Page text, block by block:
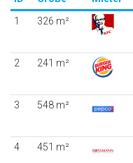
1
326 m²
2 241 m²
3 548 m²
4 451 m²